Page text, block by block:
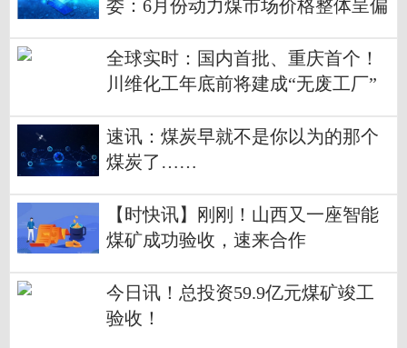
委：6月份动力煤市场价格整体呈偏
全球实时：国内首批、重庆首个！
川维化工年底前将建成“无废工厂”
速讯：煤炭早就不是你以为的那个
煤炭了……
【时快讯】刚刚！山西又一座智能
煤矿成功验收，速来合作
今日讯！总投资59.9亿元煤矿竣工
验收！